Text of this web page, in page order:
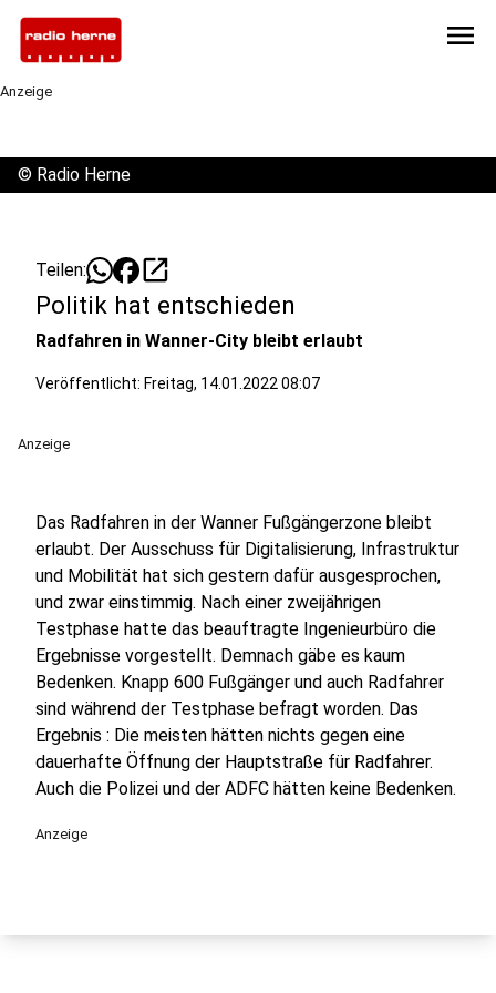
menu
Anzeige
© Radio Herne
Teilen: open_in_new
Politik hat entschieden
Radfahren in Wanner-City bleibt erlaubt
Veröffentlicht: Freitag, 14.01.2022 08:07
Anzeige
Das Radfahren in der Wanner Fußgängerzone bleibt
erlaubt. Der Ausschuss für Digitalisierung, Infrastruktur
und Mobilität hat sich gestern dafür ausgesprochen,
und zwar einstimmig. Nach einer zweijährigen
Testphase hatte das beauftragte Ingenieurbüro die
Ergebnisse vorgestellt. Demnach gäbe es kaum
Bedenken. Knapp 600 Fußgänger und auch Radfahrer
sind während der Testphase befragt worden. Das
Ergebnis : Die meisten hätten nichts gegen eine
dauerhafte Öffnung der Hauptstraße für Radfahrer.
Auch die Polizei und der ADFC hätten keine Bedenken.
Anzeige